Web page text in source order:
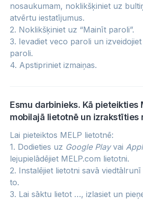
nosaukumam, noklikšķiniet uz
atvērtu iestatījumus.
2. Noklikšķiniet uz “Mainīt paroli”.
3. Ievadiet veco paroli un
paroli.
4. Apstipriniet izmaiņas.
Esmu darbinieks. Kā pieteikties
mobilajā lietotnē un izrakstīties
Lai pieteiktos MELP lietotnē:
1. Dodieties uz Google Playvai
lejupielādējiet MELP.com lietotni.
2. Instalējiet lietotni savā
to.
3. Lai sāktu lietot …, izlasiet un